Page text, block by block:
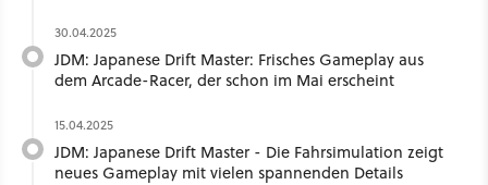
30.04.2025
JDM: Japanese Drift Master: Frisches Gameplay aus
dem Arcade-Racer, der schon im Mai erscheint
15.04.2025
JDM: Japanese Drift Master - Die Fahrsimulation zeigt
neues Gameplay mit vielen spannenden Details